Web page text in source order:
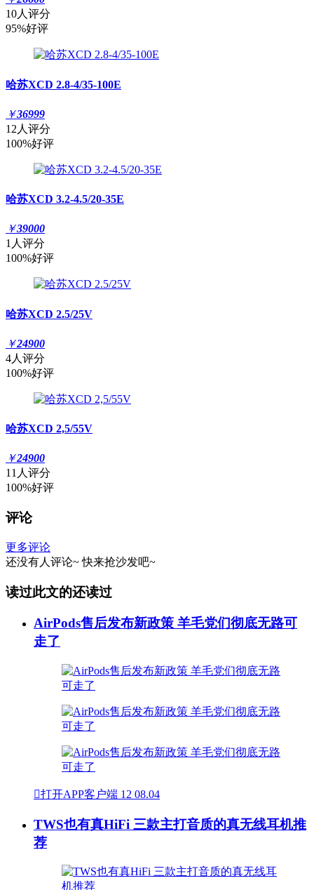
10人评分
95%好评
哈苏XCD 2.8-4/35-100E
￥36999
12人评分
100%好评
哈苏XCD 3.2-4.5/20-35E
￥39000
1人评分
100%好评
哈苏XCD 2.5/25V
￥24900
4人评分
100%好评
哈苏XCD 2,5/55V
￥24900
11人评分
100%好评
评论
更多评论
还没有人评论~ 快来抢沙发吧~
读过此文的还读过
AirPods售后发布新政策 羊毛党们彻底无路可
走了
打开APP客户端 12 08.04
TWS也有真HiFi 三款主打音质的真无线耳机推
荐